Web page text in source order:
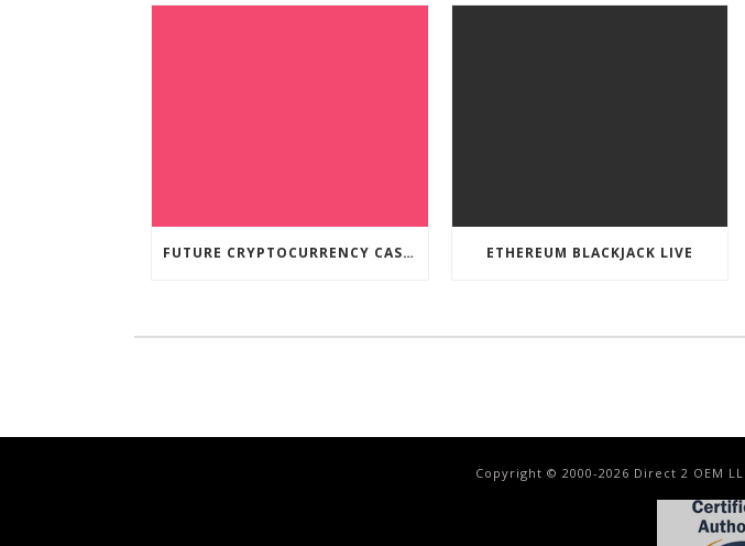
FUTURE CRYPTOCURRENCY CASINO GAMES ETHEREUM BLACKJACK LIVE
Copyright © 2000-2026 Direct 2 OEM